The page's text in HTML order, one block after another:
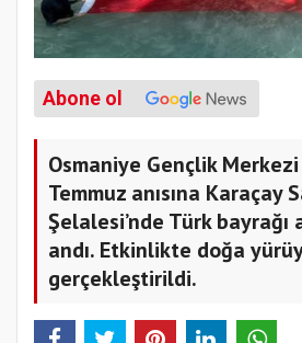
Abone ol
Osmaniye Gençlik
Temmuz anısına Karaçay
Şelalesi’nde Türk
andı. Etkinlikte doğa
gerçekleştirildi.